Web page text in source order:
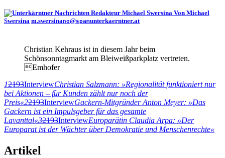
Von Michael
Swersina m.swersinano@spamunterkaerntner.at
Christian Kehraus ist in diesem Jahr beim
Schönsonntagmarkt am Bleiweißparkplatz vertreten.
Emhofer
12193InterviewChristian Salzmann: »Regionalität funktioniert nur
bei Aktionen – für Kunden zählt nur noch der
Preis«22193InterviewGackern-Mitgründer Anton Meyer: »Das
Gackern ist ein Impulsgeber für das gesamte
Lavanttal«32193InterviewEuroparätin Claudia Arpa: »Der
Europarat ist der Wächter über Demokratie und Menschenrechte«
Artikel